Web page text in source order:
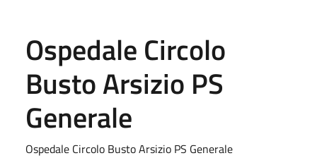
Ospedale Circolo
Busto Arsizio PS
Generale
Ospedale Circolo Busto Arsizio PS Generale